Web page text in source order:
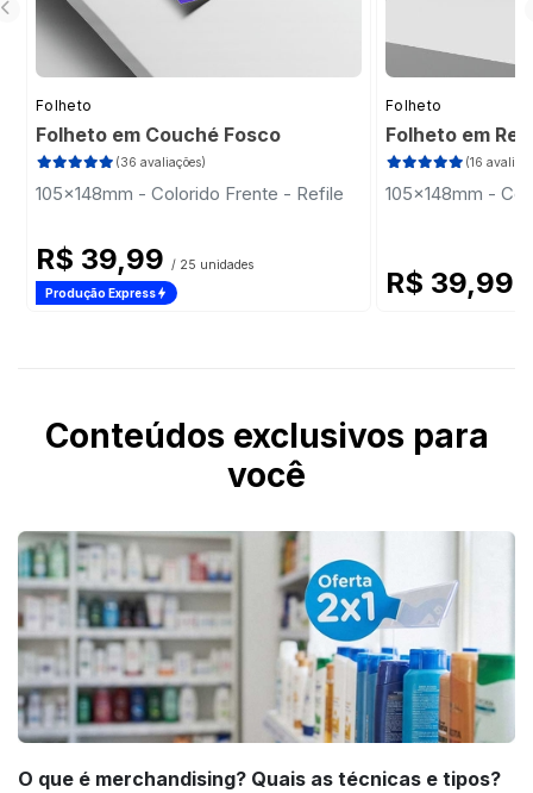
Folheto
Folheto em Couché Fosco
(36 avaliações)
105x148mm - Colorido Frente - Refile
R$ 39,99 / 25 unidades
Produção Express
Folheto
Folheto em
(16
105x148mm -
R$ 39,99
Conteúdos exclusivos para
você
O que é merchandising? Quais as técnicas e tipos?